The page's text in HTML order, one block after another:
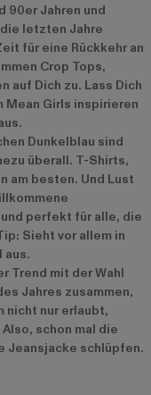
90er Jahren und
letzten Jahre
für eine Rückkehr an
Crop Tops,
auf Dich zu. Lass Dich
Mean Girls inspirieren
Dunkelblau sind
überall. T-Shirts,
am besten. Und Lust
perfekt für alle, die
Sieht vor allem in
aus.
Trend mit der Wahl
Jahres zusammen,
nicht nur erlaubt,
schon mal die
Jeansjacke schlüpfen.